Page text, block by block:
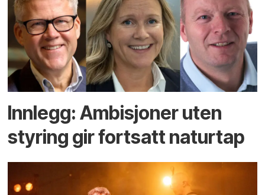
Innlegg: Ambisjoner uten
styring gir fortsatt naturtap